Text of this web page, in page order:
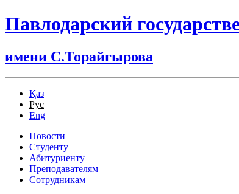
Павлодарский
имени С.Торайгырова
Қаз
Рус
Eng
Новости
Студенту
Абитуриенту
Преподавателям
Сотрудникам